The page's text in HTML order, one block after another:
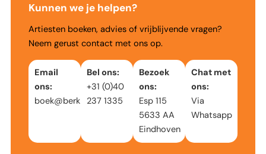
Kunnen we je helpen?
Artiesten boeken, advies of vrijblijvende vragen?
Neem gerust contact met ons op.
Email
ons:
boek@berkmusic.nl
Bel ons:
+31 (0)40
237 1335
Bezoek
ons:
Esp 115
5633 AA
Eindhoven
Chat met
ons:
Via
Whatsapp